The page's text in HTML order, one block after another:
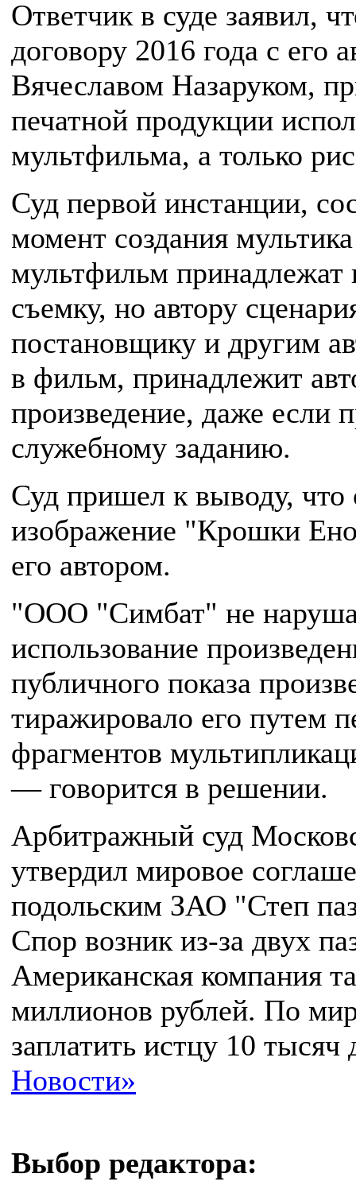
Ответчик в суде заявил,
договору 2016 года с
Вячеславом Назаруком,
печатной продукции
мультфильма, а только
Суд первой инстанции,
момент создания
мультфильм
съемку, но автору
постановщику и другим
в фильм, принадлежит
произведение, даже если
служебному заданию.
Суд пришел к выводу, что
изображение "Крошки
его автором.
"ООО "Симбат" не
использование
публичного показа
тиражировало его путем
фрагментов
— говорится в решении.
Арбитражный суд
утвердил мировое
подольским ЗАО "Степ
Спор возник из-за двух
Американская компания
миллионов рублей. По
заплатить истцу 10
Новости»
Выбор редактора: